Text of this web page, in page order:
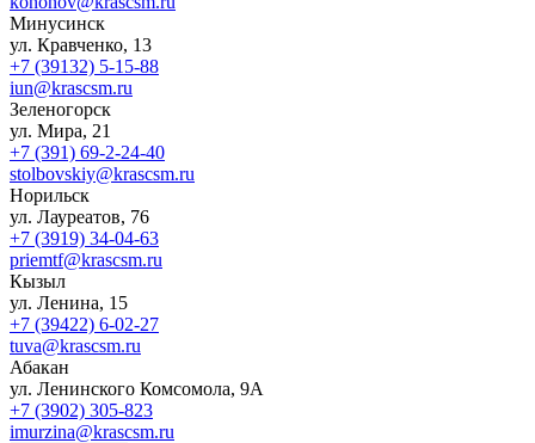
Минусинск
ул. Кравченко, 13
+7 (39132) 5-15-88
iun@krascsm.ru
Зеленогорск
ул. Мира, 21
+7 (391) 69-2-24-40
stolbovskiy@krascsm.ru
Норильск
ул. Лауреатов, 76
+7 (3919) 34-04-63
priemtf@krascsm.ru
Кызыл
ул. Ленина, 15
+7 (39422) 6-02-27
tuva@krascsm.ru
Абакан
ул. Ленинского Комсомола, 9А
+7 (3902) 305-823
imurzina@krascsm.ru